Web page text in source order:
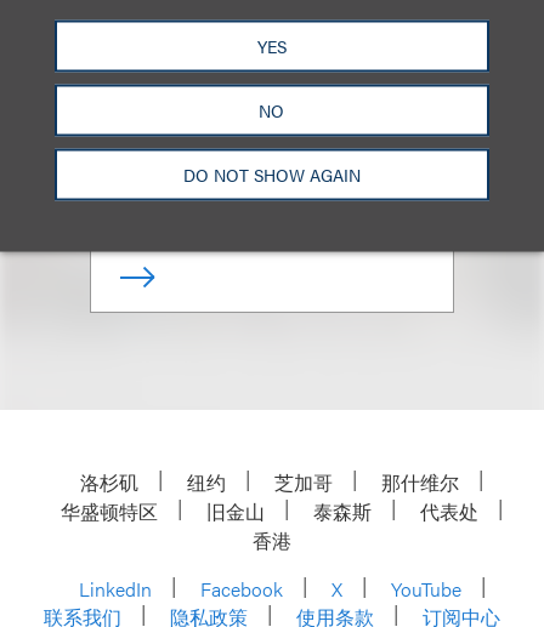
YES
NO
DO NOT SHOW AGAIN
Marcus S. Owens
合伙人
+1.202.618.5014
洛杉矶 纽约 芝加哥
那什维尔
华盛顿特区
旧金山 泰森斯
代表处
香港
LinkedIn
Facebook X
YouTube
联系我们
隐私政策 使用条款 订阅中心